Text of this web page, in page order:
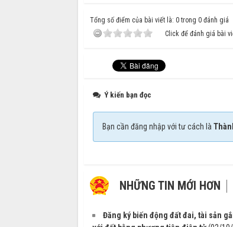
Tổng số điểm của bài viết là: 0 trong 0 đánh giá
Click để đánh giá bài
Ý kiến bạn đọc
Bạn cần đăng nhập với tư cách là
NHỮNG TIN MỚI HƠN
Đăng ký biến động đất đai, tài sản